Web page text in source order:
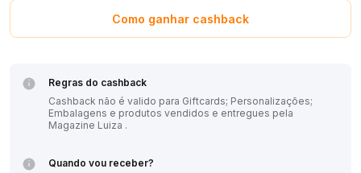
Como ganhar cashback
Regras do cashback
Cashback não é valido para Giftcards; Personalizações;
Embalagens e produtos vendidos e entregues pela
Magazine Luiza .
Quando vou receber?